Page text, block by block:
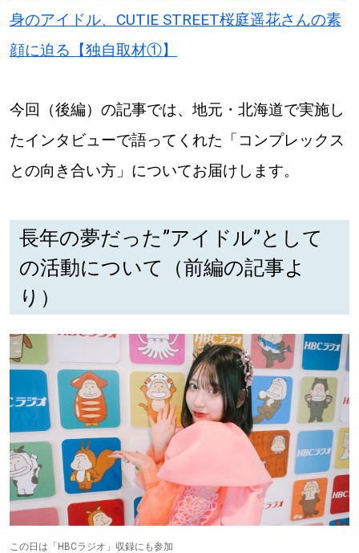
パートナーメディア Sitakkeパートナー
運営会社 広告掲載
【まったり楽しみたい】 札幌市
【道央のお気に入りを見つけたい】
【道北のお気に入りを見つけたい】
【道東のお気に入りを見つけたい】
身のアイドル、CUTIE STREET桜庭遥花さんの素
顔に迫る【独自取材①】
今回（後編）の記事では、地元・北海道で実施し
たインタビューで語ってくれた「コンプレックス
との向き合い方」についてお届けします。
長年の夢だった”アイドル”として
の活動について（前編の記事よ
り）
この日は「HBCラジオ」収録にも参加